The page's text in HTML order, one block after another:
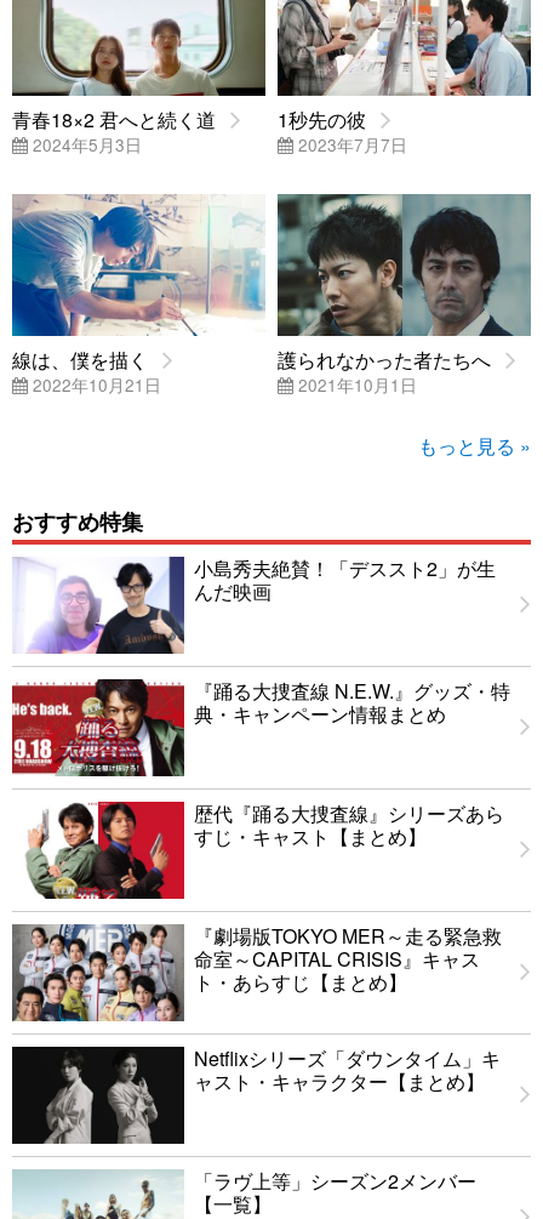
青春18×2 君へと続く道
2024年5月3日
1秒先の彼
2023年7月7日
線は、僕を描く
2022年10月21日
護られなかった者たちへ
2021年10月1日
もっと見る »
おすすめ特集
小島秀夫絶賛！「デススト2」が生
んだ映画
『踊る大捜査線 N.E.W.』グッズ・特
典・キャンペーン情報まとめ
歴代『踊る大捜査線』シリーズあら
すじ・キャスト【まとめ】
『劇場版TOKYO MER～走る緊急救
命室～CAPITAL CRISIS』キャス
ト・あらすじ【まとめ】
Netflixシリーズ「ダウンタイム」キ
ャスト・キャラクター【まとめ】
「ラヴ上等」シーズン2メンバー
【一覧】